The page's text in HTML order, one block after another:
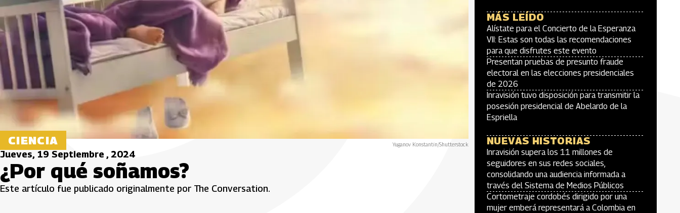
CIENCIA Yuganov Konstantin/Shutterstock
Jueves, 19 Septiembre , 2024
¿Por qué soñamos?
Este artículo fue publicado originalmente por The Conversation.
MÁS LEÍDO
Alístate para el Concierto de la Esperanza
VII: Estas son todas las recomendaciones
para que disfrutes este evento
Presentan pruebas de presunto fraude
electoral en las elecciones presidenciales
de 2026
Inravisión tuvo disposición para transmitir la
posesión presidencial de Abelardo de la
Espriella
NUEVAS HISTORIAS
Inravisión supera los 11 millones de
seguidores en sus redes sociales,
consolidando una audiencia informada a
través del Sistema de Medios Públicos
Cortometraje cordobés dirigido por una
mujer emberá representará a Colombia en